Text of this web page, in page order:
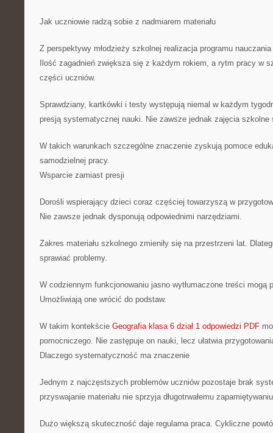
Jak uczniowie radzą sobie z nadmiarem materiału
Z perspektywy młodzieży szkolnej realizacja programu
Ilość zagadnień zwiększa się z każdym rokiem, a rytm pracy w
części uczniów.
Sprawdziany, kartkówki i testy występują niemal w każdym
presją systematycznej nauki. Nie zawsze jednak zajęcia szkolne
W takich warunkach szczególne znaczenie zyskują pomoce
samodzielnej pracy.
Wsparcie zamiast presji
Dorośli wspierający dzieci coraz częściej towarzyszą w
Nie zawsze jednak dysponują odpowiednimi narzędziami.
Zakres materiału szkolnego zmieniły się na przestrzeni lat.
sprawiać problemy.
W codziennym funkcjonowaniu jasno wytłumaczone treści mogą
Umożliwiają one wrócić do podstaw.
W takim kontekście Geografia klasa 6 dział 1 odpowiedzi PDF
pomocniczego. Nie zastępuje on nauki, lecz ułatwia
Dlaczego systematyczność ma znaczenie
Jednym z najczęstszych problemów uczniów pozostaje brak
przyswajanie materiału nie sprzyja długotrwałemu
Dużo większą skuteczność daje regularna praca. Cykliczne